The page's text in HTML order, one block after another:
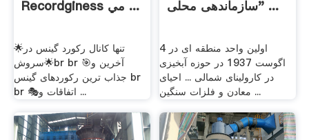
Recordginess مي ...
🌟تنها کانال رکورد گینس در
سروش🌟br br 🎯آخرین و
جذاب ترین رکوردهای گینس br
br ‌🎭اتفاقات و ...
"سازماندهی محلی ...
اولین واحد منطقه ای در 4
اگوست 1937 در حوزه آبخیزی
در کارولینای شمالی ... احیای
معادن و فلزات سنگین ...